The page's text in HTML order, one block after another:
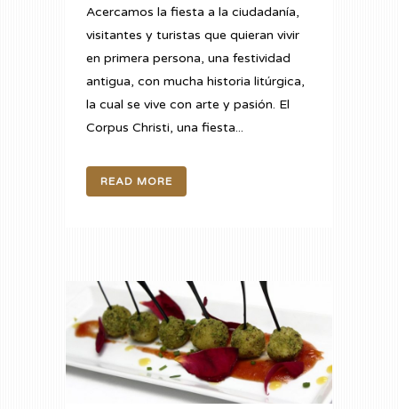
Acercamos la fiesta a la ciudadanía,
visitantes y turistas que quieran vivir
en primera persona, una festividad
antigua, con mucha historia litúrgica,
la cual se vive con arte y pasión. El
Corpus Christi, una fiesta...
READ MORE